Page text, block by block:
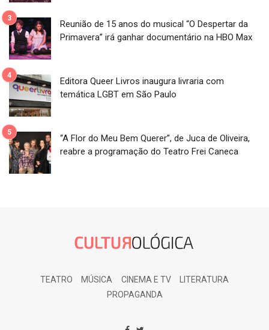
Reunião de 15 anos do musical “O Despertar da
Primavera” irá ganhar documentário na HBO Max
Editora Queer Livros inaugura livraria com
temática LGBT em São Paulo
“A Flor do Meu Bem Querer”, de Juca de Oliveira,
reabre a programação do Teatro Frei Caneca
TEATRO MÚSICA CINEMA E TV
LITERATURA
PROPAGANDA